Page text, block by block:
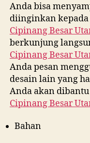
Anda bisa
diinginkan
Cipinang Besar
berkunjung
Cipinang Besar
Anda pesan
desain lain yang
Anda akan
Cipinang Besar
Bahan